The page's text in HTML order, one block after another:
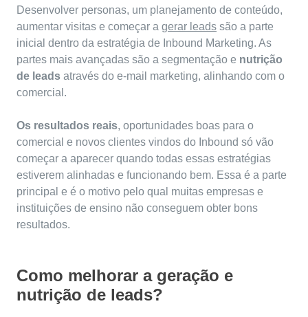
Desenvolver personas, um planejamento de conteúdo,
aumentar visitas e começar a gerar leads são a parte
inicial dentro da estratégia de Inbound Marketing. As
partes mais avançadas são a segmentação e nutrição
de leads através do e-mail marketing, alinhando com o
comercial.
Os resultados reais, oportunidades boas para o
comercial e novos clientes vindos do Inbound só vão
começar a aparecer quando todas essas estratégias
estiverem alinhadas e funcionando bem. Essa é a parte
principal e é o motivo pelo qual muitas empresas e
instituições de ensino não conseguem obter bons
resultados.
Como melhorar a geração e
nutrição de leads?